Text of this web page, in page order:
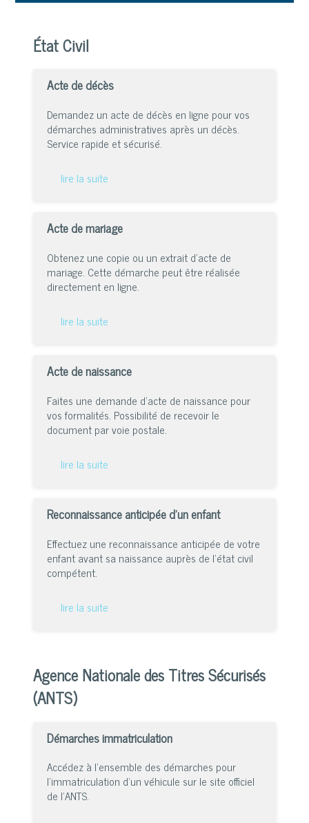
État Civil
Acte de décès
Demandez un acte de décès en ligne pour vos
démarches administratives après un décès.
Service rapide et sécurisé.
lire la suite
Acte de mariage
Obtenez une copie ou un extrait d’acte de
mariage. Cette démarche peut être réalisée
directement en ligne.
lire la suite
Acte de naissance
Faites une demande d’acte de naissance pour
vos formalités. Possibilité de recevoir le
document par voie postale.
lire la suite
Reconnaissance anticipée d’un enfant
Effectuez une reconnaissance anticipée de votre
enfant avant sa naissance auprès de l’état civil
compétent.
lire la suite
Agence Nationale des Titres Sécurisés
(ANTS)
Démarches immatriculation
Accédez à l’ensemble des démarches pour
l’immatriculation d’un véhicule sur le site officiel
de l’ANTS.